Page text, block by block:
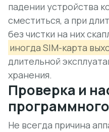
падении устройства
сместиться, а при
без чистки на них
иногда SIM-карта
длительной
хранения.
Проверка и
Не всегда причина